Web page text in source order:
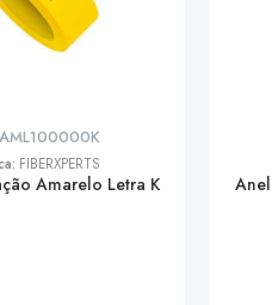
FIBERXPERTS
Amarelo Letra K